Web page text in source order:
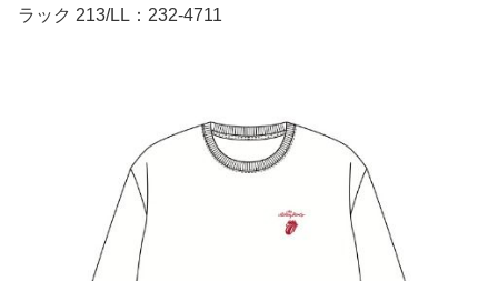
ラック 213/LL：232-4711